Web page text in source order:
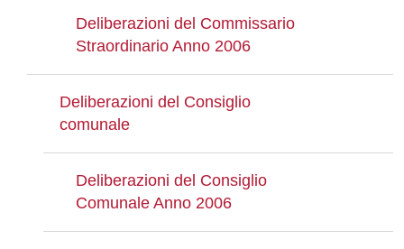
Deliberazioni del Commissario
Straordinario Anno 2006
Deliberazioni del Consiglio
comunale
Deliberazioni del Consiglio
Comunale Anno 2006